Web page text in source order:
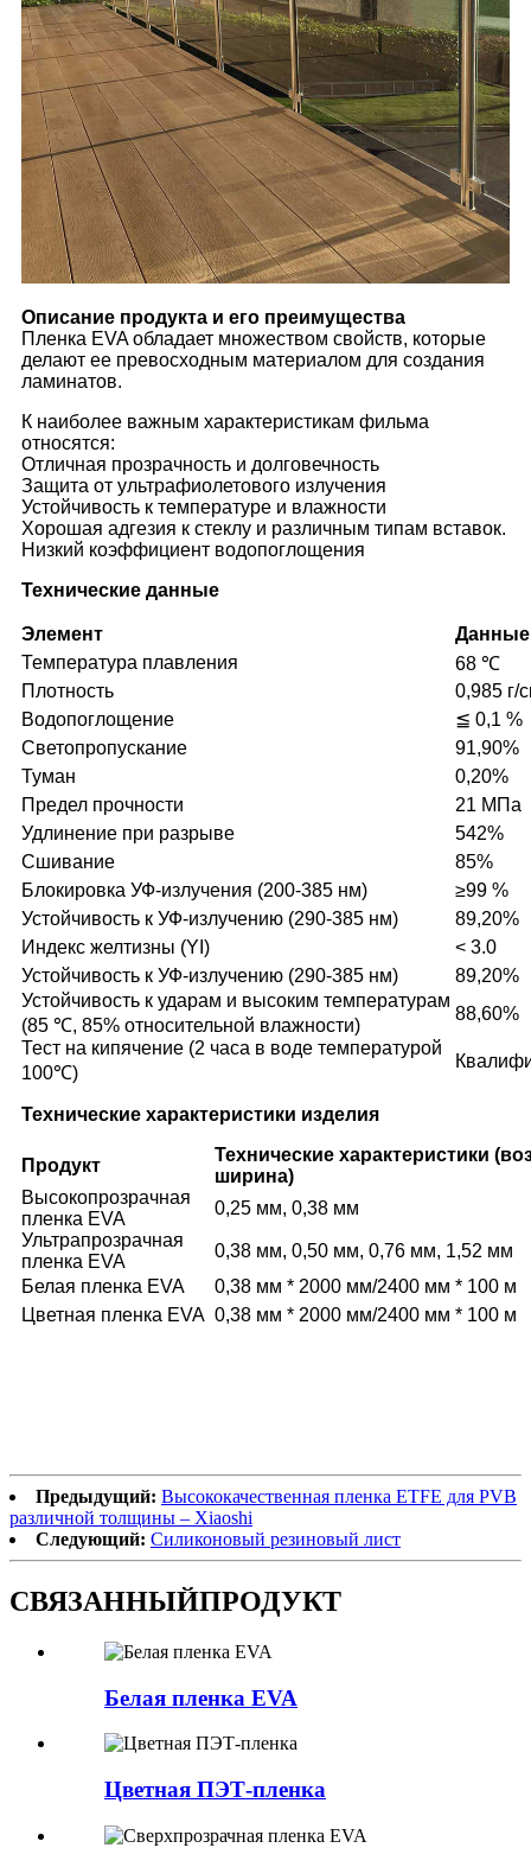
Описание продукта и его преимущества
Пленка EVA обладает множеством свойств, которые
делают ее превосходным материалом для создания
ламинатов.
К наиболее важным характеристикам фильма
относятся:
Отличная прозрачность и долговечность
Защита от ультрафиолетового излучения
Устойчивость к температуре и влажности
Хорошая адгезия к стеклу и различным типам вставок.
Низкий коэффициент водопоглощения
Технические данные
Элемент
Данные
Температура плавления
68 ℃
Плотность
0,985 г/
Водопоглощение
≦ 0,1 %
Светопропускание
91,90%
Туман
0,20%
Предел прочности
21 МПа
Удлинение при разрыве
542%
Сшивание
85%
Блокировка УФ-излучения (200-385 нм)
≥99 %
Устойчивость к УФ-излучению (290-385 нм)
89,20%
Индекс желтизны (YI)
< 3.0
Устойчивость к УФ-излучению (290-385 нм)
89,20%
Устойчивость к ударам и высоким температурам
(85 ℃, 85% относительной влажности)
88,60%
Тест на кипячение (2 часа в воде температурой
100℃)
Технические характеристики изделия
Продукт
Технические характеристики
ширина)
Высокопрозрачная
пленка EVA
0,25 мм, 0,38 мм
Ультрапрозрачная
пленка EVA
0,38 мм, 0,50 мм, 0,76 мм, 1,52 мм
Белая пленка EVA
0,38 мм * 2000 мм/2400 мм * 100 м
Цветная пленка EVA 0,38 мм * 2000 мм/2400 мм * 100 м
Предыдущий: Высококачественная пленка ETFE для PVB
различной толщины – Xiaoshi
Следующий: Силиконовый резиновый лист
СВЯЗАННЫЙПРОДУКТ
Белая пленка EVA
Цветная ПЭТ-пленка